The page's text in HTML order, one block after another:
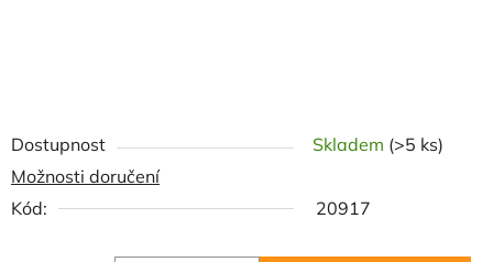
Dostupnost Skladem (>5 ks)
Možnosti doručení
Kód:
20917